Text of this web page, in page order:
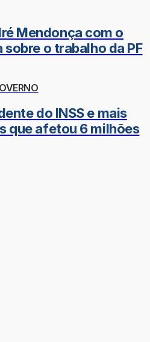
Mendonça com o
o trabalho da PF
do INSS e mais
que afetou 6 milhões